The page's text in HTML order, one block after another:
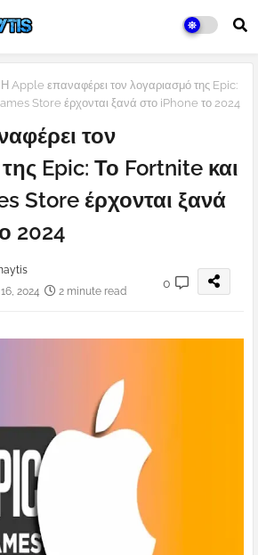
Η Apple επαναφέρει τον λογαριασμό της Epic:
Store έρχονται ξανά στο iPhone το 2024
τον
Epic: Το Fortnite και
Store έρχονται ξανά
2024
2024
2 minute read
0